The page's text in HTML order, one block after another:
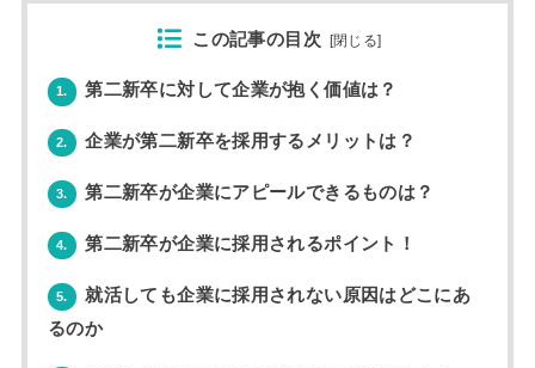
この記事の目次 [閉じる]
1. 第二新卒に対して企業が抱く価値は？
2. 企業が第二新卒を採用するメリットは？
3. 第二新卒が企業にアピールできるものは？
4. 第二新卒が企業に採用されるポイント！
5.
就活しても企業に採用されない原因はどこにあ
るのか